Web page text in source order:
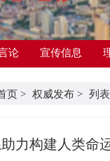
论 宣传信息
页 > 权威发布 > 列表
力构建人类命